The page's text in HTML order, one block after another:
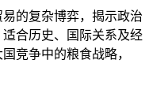
的复杂博弈，揭示政治
合历史、国际关系及经
竞争中的粮食战略，